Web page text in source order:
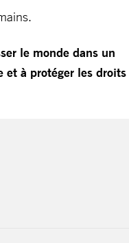
le monde dans un
et à protéger les droits